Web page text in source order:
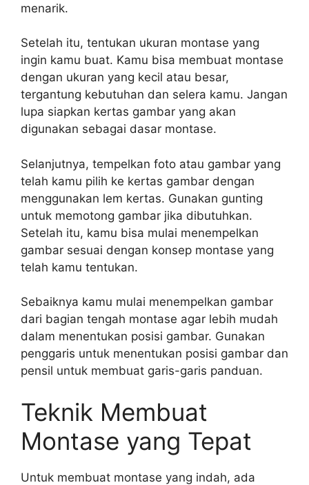
menarik.
Setelah itu, tentukan ukuran montase yang
ingin kamu buat. Kamu bisa membuat montase
dengan ukuran yang kecil atau besar,
tergantung kebutuhan dan selera kamu. Jangan
lupa siapkan kertas gambar yang akan
digunakan sebagai dasar montase.
Selanjutnya, tempelkan foto atau gambar yang
telah kamu pilih ke kertas gambar dengan
menggunakan lem kertas. Gunakan gunting
untuk memotong gambar jika dibutuhkan.
Setelah itu, kamu bisa mulai menempelkan
gambar sesuai dengan konsep montase yang
telah kamu tentukan.
Sebaiknya kamu mulai menempelkan gambar
dari bagian tengah montase agar lebih mudah
dalam menentukan posisi gambar. Gunakan
penggaris untuk menentukan posisi gambar dan
pensil untuk membuat garis-garis panduan.
Teknik Membuat
Montase yang Tepat
Untuk membuat montase yang indah, ada